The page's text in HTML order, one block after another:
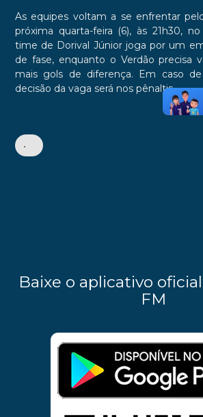
As equipes voltam a se enfrentar
próxima quarta-feira (6), às 21h30,
time de Dorival Júnior joga por um
de fase, enquanto o Verdão precisa
mais gols de diferença. Em caso
decisão da vaga será nos pênaltis.
•
Baixe o aplicativo
FM